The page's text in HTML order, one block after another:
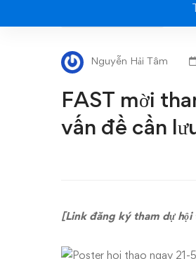
FAST
mời
tham
dự
“Tối
ưu
Nguyễn Hải Tâm
FAST mời
vấn đề cần
[Link đăng ký tham dự hội